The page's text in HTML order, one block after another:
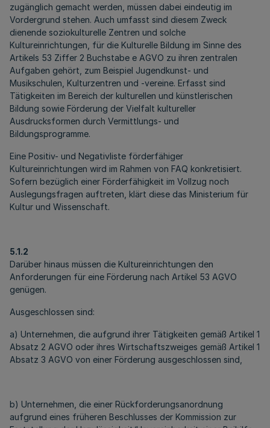
zugänglich gemacht werden, müssen dabei eindeutig im
Vordergrund stehen. Auch umfasst sind diesem Zweck
dienende soziokulturelle Zentren und solche
Kultureinrichtungen, für die Kulturelle Bildung im Sinne des
Artikels 53 Ziffer 2 Buchstabe e AGVO zu ihren zentralen
Aufgaben gehört, zum Beispiel Jugendkunst- und
Musikschulen, Kulturzentren und -vereine. Erfasst sind
Tätigkeiten im Bereich der kulturellen und künstlerischen
Bildung sowie Förderung der Vielfalt kultureller
Ausdrucksformen durch Vermittlungs- und
Bildungsprogramme.
Eine Positiv- und Negativliste förderfähiger
Kultureinrichtungen wird im Rahmen von FAQ konkretisiert.
Sofern bezüglich einer Förderfähigkeit im Vollzug noch
Auslegungsfragen auftreten, klärt diese das Ministerium für
Kultur und Wissenschaft.
5.1.2
Darüber hinaus müssen die Kultureinrichtungen den
Anforderungen für eine Förderung nach Artikel 53 AGVO
genügen.
Ausgeschlossen sind:
a) Unternehmen, die aufgrund ihrer Tätigkeiten gemäß Artikel 1
Absatz 2 AGVO oder ihres Wirtschaftszweiges gemäß Artikel 1
Absatz 3 AGVO von einer Förderung ausgeschlossen sind,
b) Unternehmen, die einer Rückforderungsanordnung
aufgrund eines früheren Beschlusses der Kommission zur